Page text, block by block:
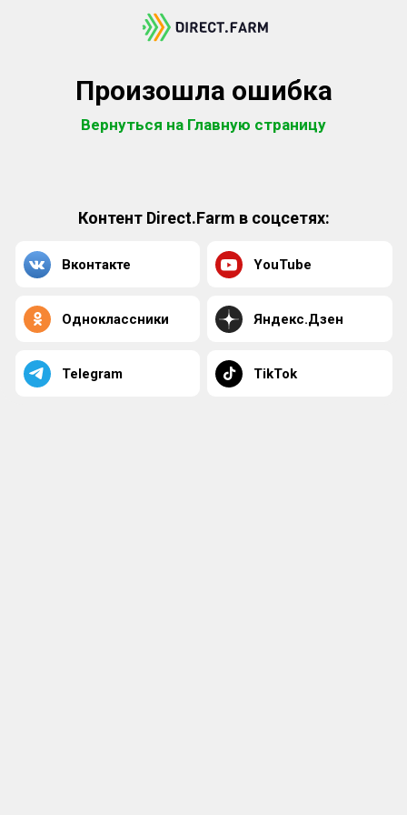
Произошла ошибка
Вернуться на Главную страницу
Контент Direct.Farm в соцсетях:
Вконтакте YouTube
Одноклассники Яндекс.Дзен
Telegram TikTok